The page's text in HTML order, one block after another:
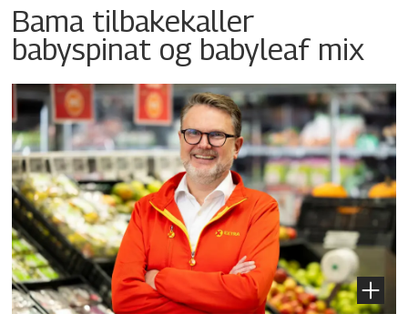
Bama tilbakekaller
babyspinat og babyleaf mix